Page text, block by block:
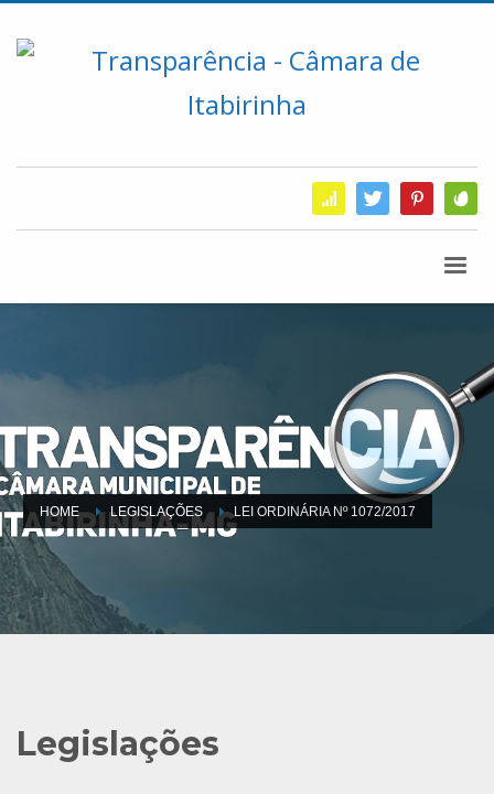
HOME LEGISLAÇÕES LEI ORDINÁRIA Nº 1072/2017
Legislações